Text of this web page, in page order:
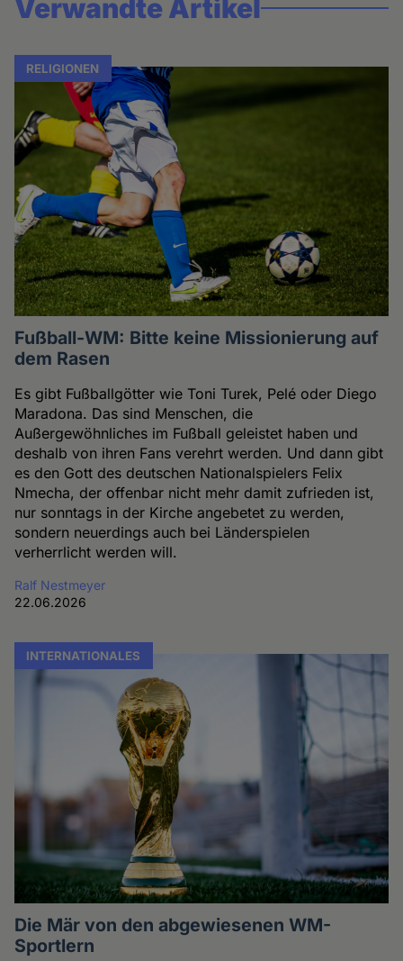
Verwandte Artikel
RELIGIONEN
Fußball-WM: Bitte keine Missionierung auf
dem Rasen
Es gibt Fußballgötter wie Toni Turek, Pelé oder Diego
Maradona. Das sind Menschen, die
Außergewöhnliches im Fußball geleistet haben und
deshalb von ihren Fans verehrt werden. Und dann gibt
es den Gott des deutschen Nationalspielers Felix
Nmecha, der offenbar nicht mehr damit zufrieden ist,
nur sonntags in der Kirche angebetet zu werden,
sondern neuerdings auch bei Länderspielen
verherrlicht werden will.
Ralf Nestmeyer
22.06.2026
INTERNATIONALES
Die Mär von den abgewiesenen WM-
Sportlern